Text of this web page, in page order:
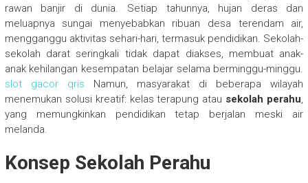
rawan banjir di dunia. Setiap tahunnya, hujan deras dan
meluapnya sungai menyebabkan ribuan desa terendam air,
mengganggu aktivitas sehari-hari, termasuk pendidikan. Sekolah-
sekolah darat seringkali tidak dapat diakses, membuat anak-
anak kehilangan kesempatan belajar selama berminggu-minggu.
slot gacor qris Namun, masyarakat di beberapa wilayah
menemukan solusi kreatif: kelas terapung atau sekolah perahu,
yang memungkinkan pendidikan tetap berjalan meski air
melanda.
Konsep Sekolah Perahu